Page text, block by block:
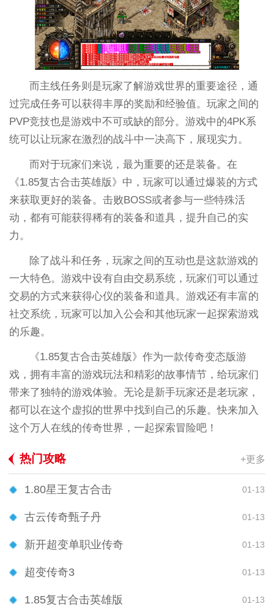
而主线任务则是玩家了解游戏世界的重要途径，通
过完成任务可以获得丰厚的奖励和经验值。玩家之间的
PVP竞技也是游戏中不可或缺的部分。游戏中的4PK系
统可以让玩家在激烈的战斗中一决高下，展现实力。
而对于玩家们来说，最为重要的还是装备。在
《1.85复古合击英雄版》中，玩家可以通过爆装的方式
来获取更好的装备。击败BOSS或者参与一些特殊活
动，都有可能获得稀有的装备和道具，提升自己的实
力。
除了战斗和任务，玩家之间的互动也是这款游戏的
一大特色。游戏中设有自由交易系统，玩家们可以通过
交易的方式来获得心仪的装备和道具。游戏还有丰富的
社交系统，玩家可以加入公会和其他玩家一起探索游戏
的乐趣。
《1.85复古合击英雄版》作为一款传奇变态版游
戏，拥有丰富的游戏玩法和精彩的故事情节，给玩家们
带来了独特的游戏体验。无论是新手玩家还是老玩家，
都可以在这个虚拟的世界中找到自己的乐趣。快来加入
这个万人在线的传奇世界，一起探索冒险吧！
热门攻略 +更多
1.80星王复古合击 01-13
古云传奇甄子丹 01-13
新开超变单职业传奇 01-13
超变传奇3 01-13
1.85复古合击英雄版 01-13